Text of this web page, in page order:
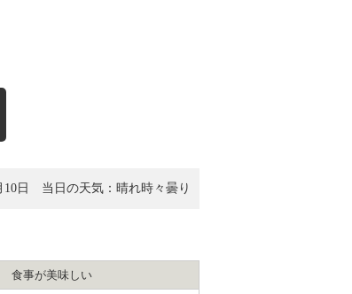
10日 当日の天気：晴れ時々曇り
食事が美味しい